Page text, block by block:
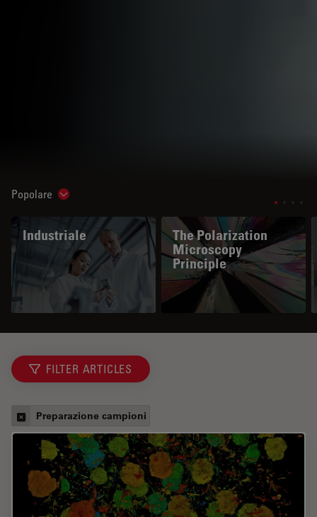
Popolare Show subnavigation
Industriale
The Polarization
Microscopy
Principle
FILTER ARTICLES
Preparazione campioni